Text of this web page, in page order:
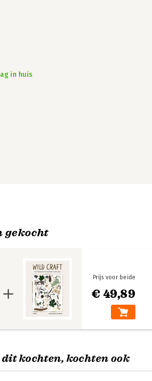
in huis
gekocht
€ 49,89
Prijs voor beide
kochten, kochten ook